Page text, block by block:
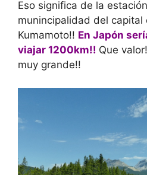
Eso significa de la
munincipalidad del capital
Kumamoto!! En Japón
viajar 1200km!! Que
muy grande!!